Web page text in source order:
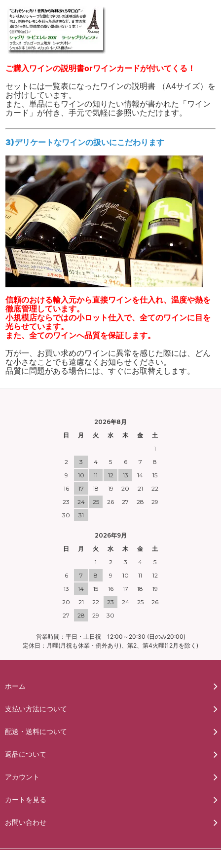
ご購入ワインの説明書orワインカードが付いてくる！
セットには一覧表になったワインの説明書 （A4サイズ）を
お付けしています。
また、単品にもワインの知りたい情報が書かれた「ワイン
カード」が付き、手元で気軽に参照いただけます。
3)デリケートなワインの扱いにこだわります
信頼のおける輸入元から直接ワインを仕入れ、温度や熱を
徹底管理しています。
小規模店ならではの小ロット仕入で、全てのワインに目を
光らせています。
また、全てのワインへ品質を保証します。
万が一、お買い求めのワインに異常を感じた際には、どん
な小さなことでも遠慮なくお知らせください。
品質に問題がある場合には、すぐにお取替えします。
2026年8月
日
月 火 水 木 金
土
1
2
3 4 5 6 7
8
9
10 11 12 13 14
15
16
17 18 19 20 21
22
23
24 25 26 27 28
29
30
31
2026年9月
日
月 火 水 木 金
土
1
2 3 4
5
6
7 8 9 10 11
12
13
14 15 16 17 18
19
20
21 22 23 24 25
26
27
28 29 30
営業時間：平日・土日祝 12:00～20:30 (日のみ20:00)
定休日：月曜(月祝も休業・例外あり)、第2、第4火曜(12月を除く)
ホーム
支払い方法について
配送・送料について
返品について
アカウント
カートを見る
お問い合わせ